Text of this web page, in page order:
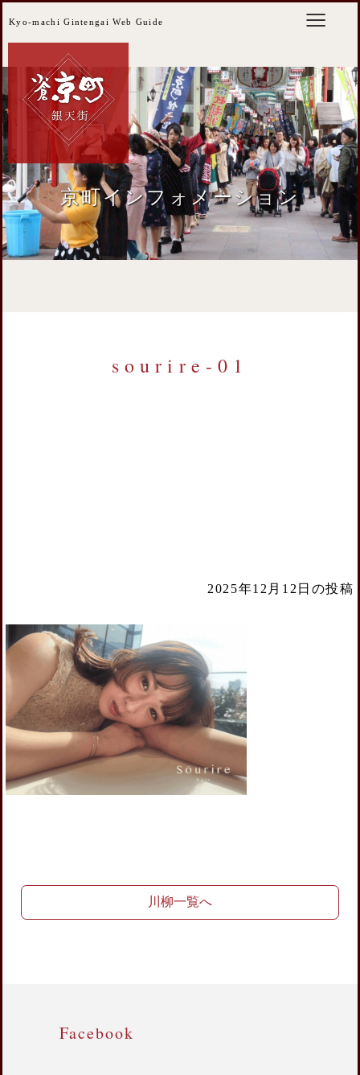
Kyo-machi Gintengai Web Guide
京町インフォメーション
sourire-01
2025年12月12日の投稿
川柳一覧へ
Facebook